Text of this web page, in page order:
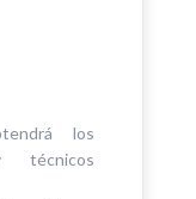
los
técnicos